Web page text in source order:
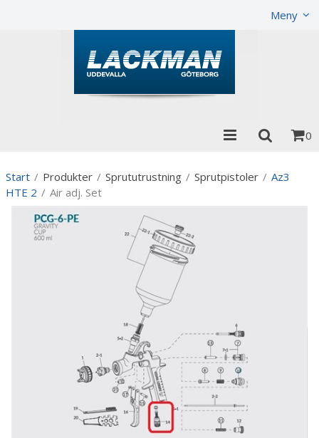
Meny
0
Start / Produkter / Sprututrustning / Sprutpistoler / Az3
HTE 2 / Air adj. Set